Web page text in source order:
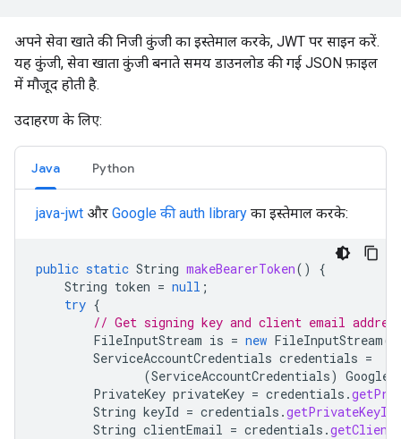
अपने सेवा खाते की निजी कुंजी का इस्तेमाल करके, JWT पर साइन करें.
यह कुंजी, सेवा खाता कुंजी बनाते समय डाउनलोड की गई JSON फ़ाइल
में मौजूद होती है.
उदाहरण के लिए:
Java Python
java-jwt और Google की auth library का इस्तेमाल करके:
public static String makeBearerToken()
{
String token = null ;
try {
// Get signing key and client email
FileInputStream is = new FileInputStream(
ServiceAccountCredentials credentials =
(ServiceAccountCredentials)
PrivateKey privateKey = credentials .
String keyId = credentials .getPrivateKeyId
String clientEmail = credentials .